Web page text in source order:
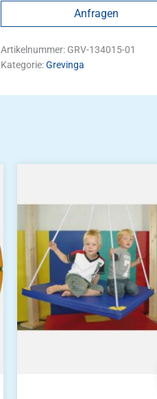
Anfragen
Artikelnummer: GRV-134015-01
Kategorie:Grevinga